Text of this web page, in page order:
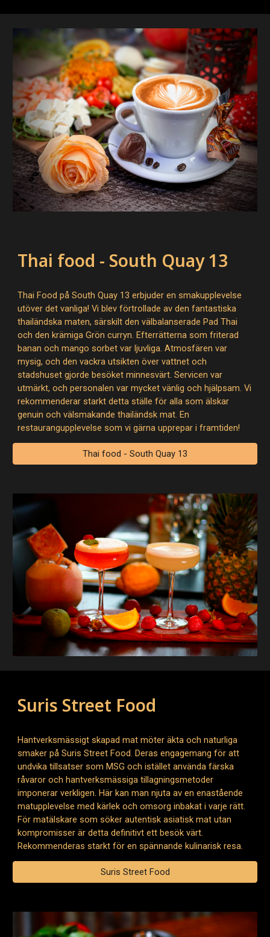
Thai food - South Quay 13
Thai Food på South Quay 13 erbjuder en smakupplevelse
utöver det vanliga! Vi blev förtrollade av den fantastiska
thailändska maten, särskilt den välbalanserade Pad Thai
och den krämiga Grön curryn. Efterrätterna som friterad
banan och mango sorbet var ljuvliga. Atmosfären var
mysig, och den vackra utsikten över vattnet och
stadshuset gjorde besöket minnesvärt. Servicen var
utmärkt, och personalen var mycket vänlig och hjälpsam. Vi
rekommenderar starkt detta ställe för alla som älskar
genuin och välsmakande thailändsk mat. En
restaurangupplevelse som vi gärna upprepar i framtiden!
Thai food - South Quay 13
Suris Street Food
Hantverksmässigt skapad mat möter äkta och naturliga
smaker på Suris Street Food. Deras engagemang för att
undvika tillsatser som MSG och istället använda färska
råvaror och hantverksmässiga tillagningsmetoder
imponerar verkligen. Här kan man njuta av en enastående
matupplevelse med kärlek och omsorg inbakat i varje rätt.
För matälskare som söker autentisk asiatisk mat utan
kompromisser är detta definitivt ett besök värt.
Rekommenderas starkt för en spännande kulinarisk resa.
Suris Street Food